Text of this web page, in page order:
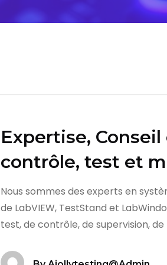
Expertise,
contrôle, test et
Nous sommes des experts en
de LabVIEW, TestStand et
test, de contrôle, de supervision,